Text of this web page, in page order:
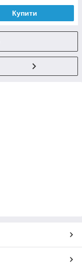
Купити